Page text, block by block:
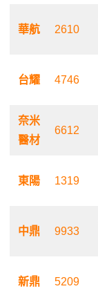
華航 2610
台耀 4746
奈米
醫材
6612
東陽 1319
中鼎 9933
新鼎 5209